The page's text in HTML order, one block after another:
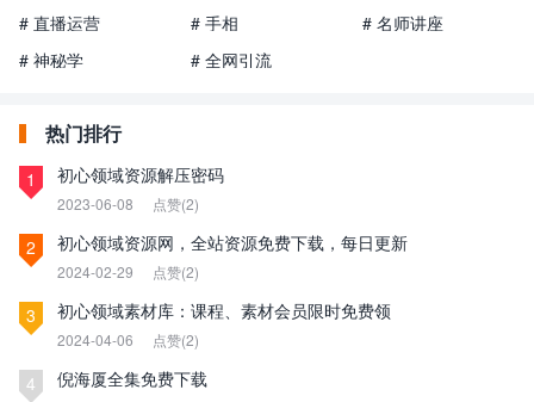
# 直播运营
# 手相
# 名师讲座
# 神秘学
# 全网引流
热门排行
1 初心领域资源解压密码
2023-06-08 点赞(2)
2 初心领域资源网，全站资源免费下载，每日更新
2024-02-29 点赞(2)
3 初心领域素材库：课程、素材会员限时免费领
2024-04-06 点赞(2)
4 倪海厦全集免费下载